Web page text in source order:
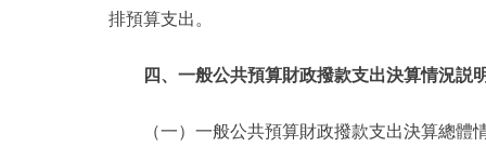
排預算支出。
四、一般公共預算財政撥款支出決算情況説
（一）一般公共預算財政撥款支出決算總體